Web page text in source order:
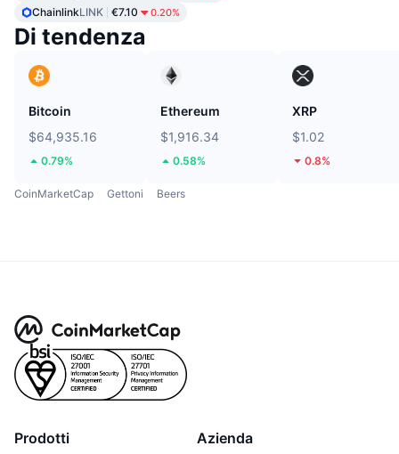
ChainlinkLINK €7.10 0.20%
Di tendenza
Bitcoin
$64,935.16
0.79%
Ethereum
$1,916.34
0.58%
XRP
$1.02
0.8%
CoinMarketCap Gettoni Beers
Prodotti Azienda